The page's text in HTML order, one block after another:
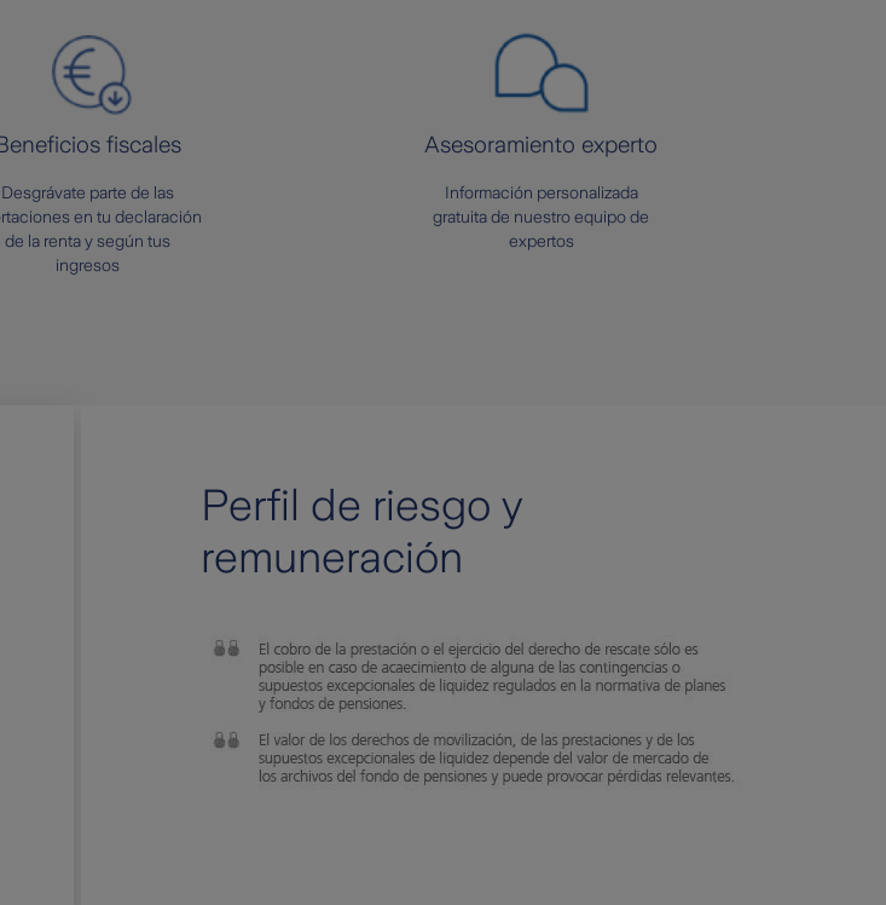
fiscales
Desgrávate parte de las
en tu declaración
de la renta y según tus
ingresos
Asesoramiento experto
Información personalizada
gratuita de nuestro equipo de
expertos
Perfil de riesgo y
remuneración